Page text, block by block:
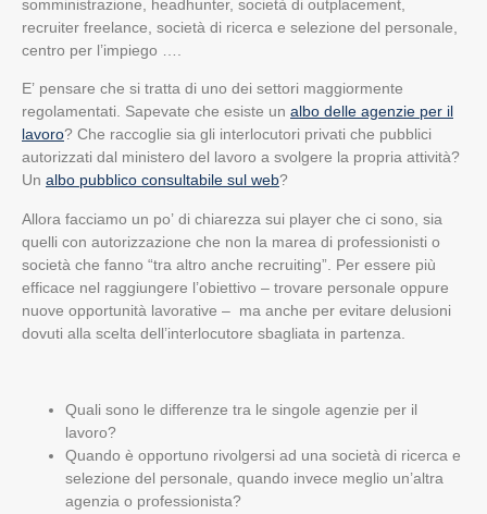
somministrazione, headhunter, società di outplacement,
recruiter freelance, società di ricerca e selezione del personale,
centro per l’impiego ….
E’ pensare che si tratta di uno dei settori maggiormente
regolamentati. Sapevate che esiste un albo delle agenzie per il
lavoro? Che raccoglie sia gli interlocutori privati che pubblici
autorizzati dal ministero del lavoro a svolgere la propria attività?
Un albo pubblico consultabile sul web?
Allora facciamo un po’ di chiarezza sui player che ci sono, sia
quelli con autorizzazione che non la marea di professionisti o
società che fanno “tra altro anche recruiting”. Per essere più
efficace nel raggiungere l’obiettivo – trovare personale oppure
nuove opportunità lavorative – ma anche per evitare delusioni
dovuti alla scelta dell’interlocutore sbagliata in partenza.
Quali sono le differenze tra le singole agenzie per il
lavoro?
Quando è opportuno rivolgersi ad una società di ricerca e
selezione del personale, quando invece meglio un’altra
agenzia o professionista?